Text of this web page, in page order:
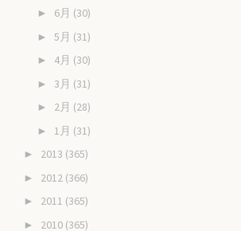
► 6月 (30)
► 5月 (31)
► 4月 (30)
► 3月 (31)
► 2月 (28)
► 1月 (31)
► 2013 (365)
► 2012 (366)
► 2011 (365)
► 2010 (365)